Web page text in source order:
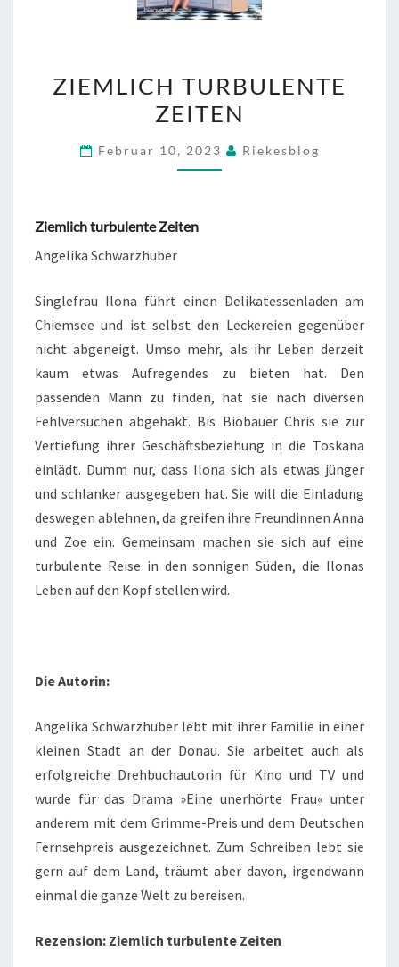
TURBULENTE
ZEITEN
ZIEMLICH TURBULENTE
ZEITEN
Februar 10, 2023 Riekesblog
Ziemlich turbulente Zeiten
Angelika Schwarzhuber
Singlefrau Ilona führt einen Delikatessenladen am
Chiemsee und ist selbst den Leckereien gegenüber
nicht abgeneigt. Umso mehr, als ihr Leben derzeit
kaum etwas Aufregendes zu bieten hat. Den
passenden Mann zu finden, hat sie nach diversen
Fehlversuchen abgehakt. Bis Biobauer Chris sie zur
Vertiefung ihrer Geschäftsbeziehung in die Toskana
einlädt. Dumm nur, dass Ilona sich als etwas jünger
und schlanker ausgegeben hat. Sie will die Einladung
deswegen ablehnen, da greifen ihre Freundinnen Anna
und Zoe ein. Gemeinsam machen sie sich auf eine
turbulente Reise in den sonnigen Süden, die Ilonas
Leben auf den Kopf stellen wird.
Die Autorin:
Angelika Schwarzhuber lebt mit ihrer Familie in einer
kleinen Stadt an der Donau. Sie arbeitet auch als
erfolgreiche Drehbuchautorin für Kino und TV und
wurde für das Drama »Eine unerhörte Frau« unter
anderem mit dem Grimme-Preis und dem Deutschen
Fernsehpreis ausgezeichnet. Zum Schreiben lebt sie
gern auf dem Land, träumt aber davon, irgendwann
einmal die ganze Welt zu bereisen.
Rezension: Ziemlich turbulente Zeiten